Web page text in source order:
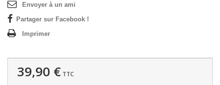
Envoyer à un ami
Partager sur Facebook !
Imprimer
39,90 € TTC